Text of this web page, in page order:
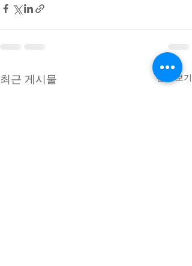
최근 게시물 전체 보기